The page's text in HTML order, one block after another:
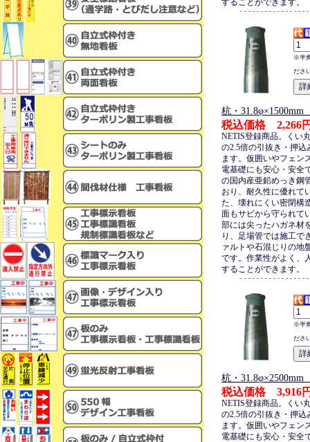
することができます。
※半
ださ
杭・31.8φ×1500mm
税込価格 2,266
NETIS登録商品。くい
の2.5倍の引抜き・押込
ます。仮囲いやフェン
電基礎にも安心・安全
の国内産亜鉛めっき鋼
おり、耐久性に優れて
た、壊れにくい密閉構
面もサビから守られて
部には尖ったハガネ材
り、足場管では施工で
ァルトや石混じりの地
です。作業性がよく、
することができます。
※半
ださ
杭・31.8φ×2500mm
税込価格 3,916
NETIS登録商品。くい
の2.5倍の引抜き・押込
ます。仮囲いやフェン
電基礎にも安心・安全